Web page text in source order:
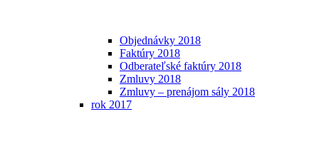
Objednávky 2018
Faktúry 2018
Odberateľské faktúry 2018
Zmluvy 2018
Zmluvy – prenájom sály 2018
rok 2017